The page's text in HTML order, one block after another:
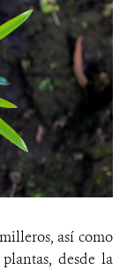
así como
desde la